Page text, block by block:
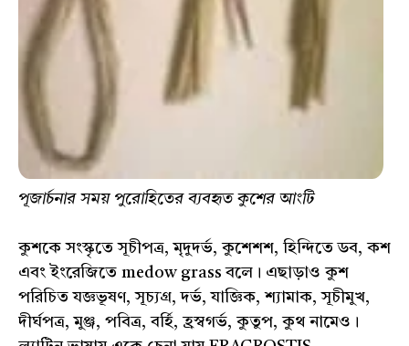
পূজার্চনার সময় পুরোহিতের ব্যবহৃত কুশের আংটি
কুশকে সংস্কৃতে সূচীপত্র, মৃদুদর্ভ, কুশেশশ, হিন্দিতে ডব, কশ
এবং ইংরেজিতে medow grass বলে। এছাড়াও কুশ
পরিচিত যজ্ঞভূষণ, সূচ্যগ্র, দর্ভ, যাজ্ঞিক, শ্যামাক, সূচীমুখ,
দীর্ঘপত্র, মুঞ্জ, পবিত্র, বর্হি, হ্রস্বগর্ভ, কুতুপ, কুথ নামেও।